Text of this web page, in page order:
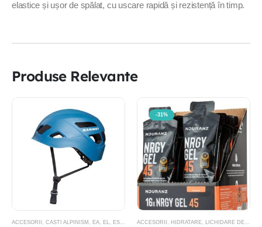
elastice și ușor de spălat, cu uscare rapidă și rezistență în timp.
Produse Relevante
ACCESORII , CASTI ALPINISM , EA, EL, ESCALADA SI ALPINISM ,SKI DE TURA
-31%
ACCESORII , HIDRATARE, LICHIDARE DE STOC